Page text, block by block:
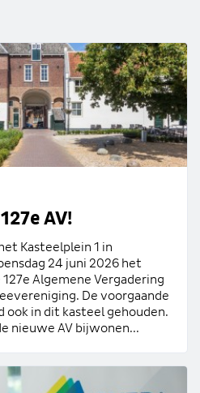
AV!
Kasteelplein 1 in
24 juni 2026 het
Algemene Vergadering
De voorgaande
ook in dit kasteel gehouden.
nieuwe AV bijwonen...